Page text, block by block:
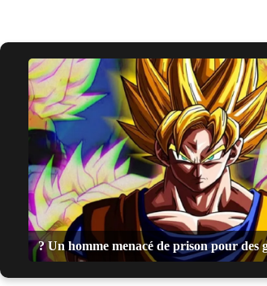
? Un homme menacé de prison pour des